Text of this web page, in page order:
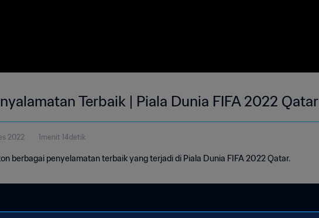
Terbaik | Piala Dunia FIFA 2022 Qatar
2022 1menit 14detik
berbagai penyelamatan terbaik yang terjadi di Piala Dunia FIFA 2022 Qatar.